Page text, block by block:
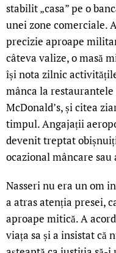
stabilit „casa” pe o
unei zone comerciale.
precizie aproape
câteva valize, o masă
își nota zilnic
mânca la
McDonald’s, și citea
timpul. Angajații
devenit treptat
ocazional mâncare
Nasseri nu era un om
a atras atenția presei,
aproape mitică. A
viața sa și a insistat că